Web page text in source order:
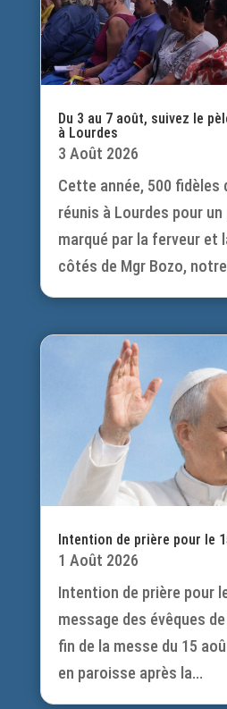
Du 3 au 7 août, suivez le
à Lourdes
3 Août 2026
Cette année, 500 fidèles
réunis à Lourdes pour un
marqué par la ferveur et
côtés de Mgr Bozo,
Intention de prière pour le
1 Août 2026
Intention de prière pour
message des évêques
fin de la messe du 15
en paroisse après la...